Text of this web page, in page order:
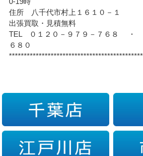
住所 八千代市村上１６１０－１
出張買取・見積無料
TEL ０１２０－９７９－７６８ ・
６８０